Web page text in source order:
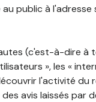
public à l'adresse
(c'est-à-dire à
», les «
l'activité du
avis laissés par